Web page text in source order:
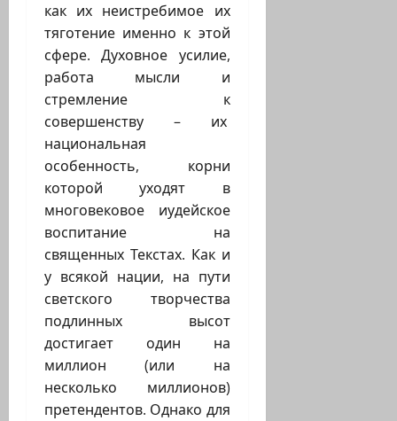
как их неистребимое их
тяготение именно к этой
сфере. Духовное усилие,
работа мысли и
стремление к
совершенству – их
национальная
особенность, корни
которой уходят в
многовековое иудейское
воспитание на
священных Текстах. Как и
у всякой нации, на пути
светского творчества
подлинных высот
достигает один на
миллион (или на
несколько миллионов)
претендентов. Однако для